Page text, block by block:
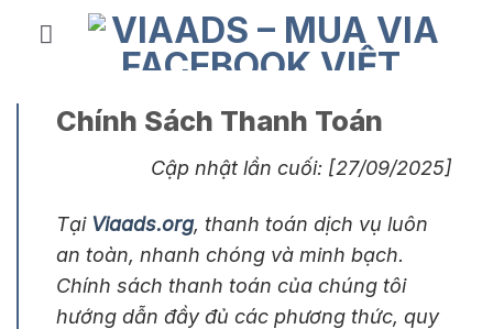
Chính Sách Thanh Toán
Cập nhật lần cuối: [27/09/2025]
Tại Viaads.org, thanh toán dịch vụ luôn
an toàn, nhanh chóng và minh bạch.
Chính sách thanh toán của chúng tôi
hướng dẫn đầy đủ các phương thức, quy